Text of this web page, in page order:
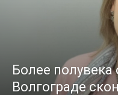
Более полувека
Волгограде